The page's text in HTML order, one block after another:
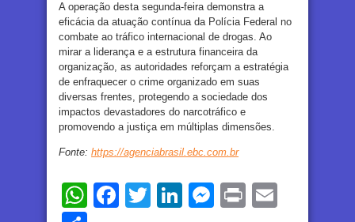
A operação desta segunda-feira demonstra a
eficácia da atuação contínua da Polícia Federal no
combate ao tráfico internacional de drogas. Ao
mirar a liderança e a estrutura financeira da
organização, as autoridades reforçam a estratégia
de enfraquecer o crime organizado em suas
diversas frentes, protegendo a sociedade dos
impactos devastadores do narcotráfico e
promovendo a justiça em múltiplas dimensões.
Fonte: https://agenciabrasil.ebc.com.br
WhatsApp
Facebook
TwitterLinkedIn
Messenger
Print